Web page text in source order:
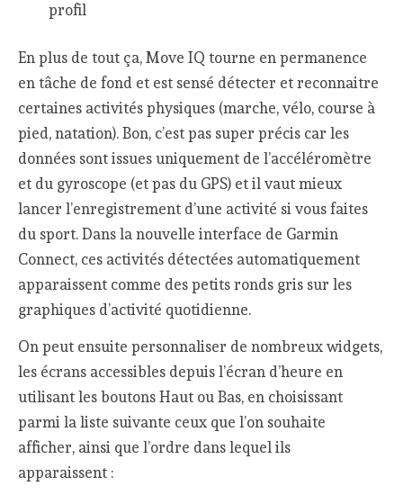
profil
En plus de tout ça, Move IQ tourne en permanence
en tâche de fond et est sensé détecter et reconnaitre
certaines activités physiques (marche, vélo, course à
pied, natation). Bon, c’est pas super précis car les
données sont issues uniquement de l’accéléromètre
et du gyroscope (et pas du GPS) et il vaut mieux
lancer l’enregistrement d’une activité si vous faites
du sport. Dans la nouvelle interface de Garmin
Connect, ces activités détectées automatiquement
apparaissent comme des petits ronds gris sur les
graphiques d’activité quotidienne.
On peut ensuite personnaliser de nombreux widgets,
les écrans accessibles depuis l’écran d’heure en
utilisant les boutons Haut ou Bas, en choisissant
parmi la liste suivante ceux que l’on souhaite
afficher, ainsi que l’ordre dans lequel ils
apparaissent :